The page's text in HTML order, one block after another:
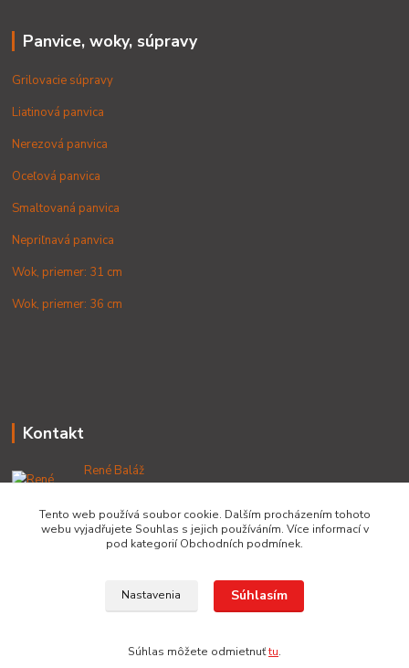
Panvice, woky, súpravy
Grilovacie súpravy
Liatinová panvica
Nerezová panvica
Oceľová panvica
Smaltovaná panvica
Nepriľnavá panvica
Wok, priemer: 31 cm
Wok, priemer: 36 cm
Kontakt
René Baláž
+421 902 212 007
od 8:00 - do 16:00 hod
info@lacnekotliky.sk
Copyright © 2014-2030 LACNEKOTLIKY.SK, všetky práva vyhradené
Tento web používá soubor cookie. Dalším procházením tohoto
webu vyjadřujete Souhlas s jejich používáním. Více informací v
pod kategorií Obchodních podmínek.
Nastavenia Súhlasím
Súhlas môžete odmietnuťtu.